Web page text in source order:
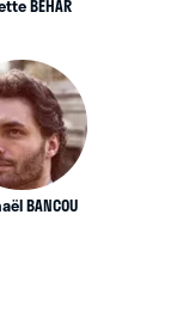
BEHAR
BANCOU